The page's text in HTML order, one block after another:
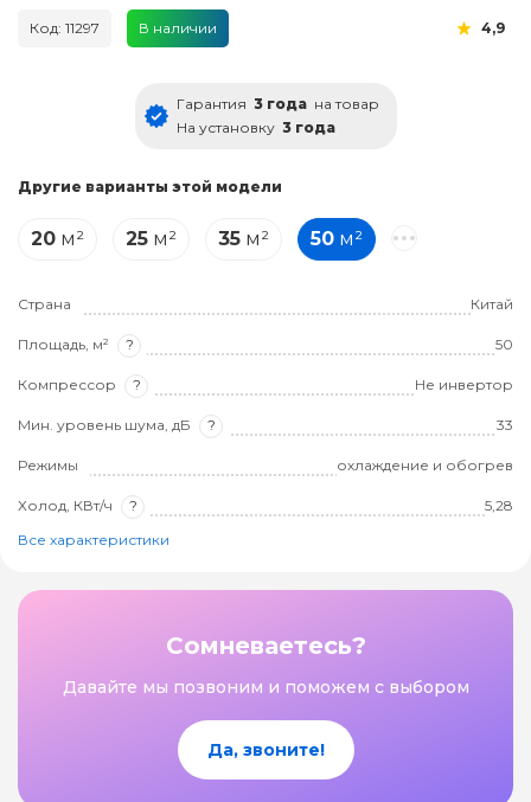
Код: 11297 В наличии 4,9
Гарантия 3 года на товар
На установку 3 года
Другие варианты этой модели
20 м² 25 м² 35 м² 50 м²
Страна Китай
Площадь, м² ? 50
Компрессор ? Не инвертор
Мин. уровень шума, дБ ? 33
Режимы охлаждение и обогрев
Холод, КВт/ч ?
5,28
Все характеристики
Сомневаетесь?
Давайте мы позвоним и поможем с выбором
Да, звоните!